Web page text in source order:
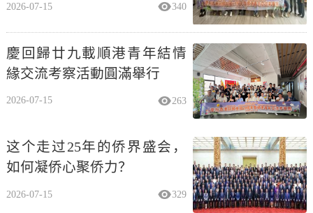
2026-07-15 340
慶回歸廿九載順港青年結情
緣交流考察活動圓滿舉行
2026-07-15 263
这个走过25年的侨界盛会，
如何凝侨心聚侨力？
2026-07-15 329